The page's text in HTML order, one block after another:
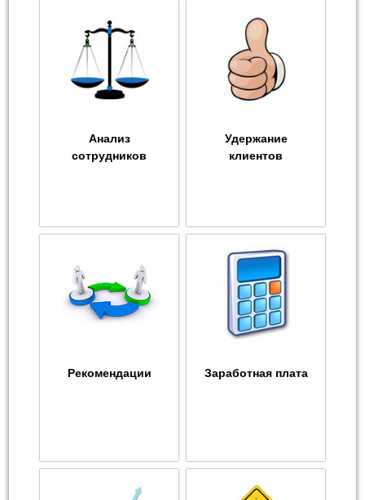
Анализ
сотрудников
Удержание
клиентов
Рекомендации Заработная плата